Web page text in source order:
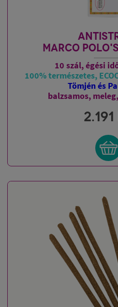
MARCO
10 szál, égési
100% természetes,
Tömjén és
balzsamos,
2.191